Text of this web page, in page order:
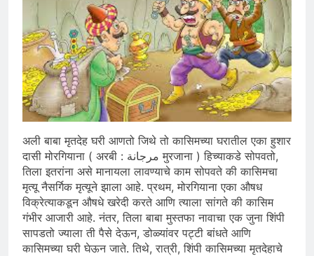
अली बाबा मृतदेह घरी आणतो जिथे तो कासिमच्या घरातील एका हुशार
दासी मोरगियाना ( अरबी : مرجانة मुरजाना ) हिच्याकडे सोपवतो,
तिला इतरांना असे मानायला लावण्याचे काम सोपवते की कासिमचा
मृत्यू नैसर्गिक मृत्यूने झाला आहे. प्रथम, मोरगियाना एका औषध
विक्रेत्याकडून औषधे खरेदी करते आणि त्याला सांगते की कासिम
गंभीर आजारी आहे. नंतर, तिला बाबा मुस्तफा नावाचा एक जुना शिंपी
सापडतो ज्याला ती पैसे देऊन, डोळ्यांवर पट्टी बांधते आणि
कासिमच्या घरी घेऊन जाते. तिथे, रात्री, शिंपी कासिमच्या मृतदेहाचे